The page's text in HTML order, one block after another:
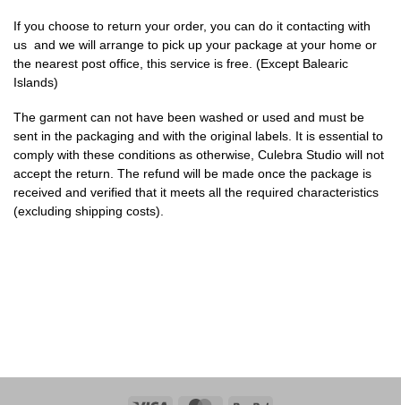
If you choose to return your order, you can do it contacting with
us and we will arrange to pick up your package at your home or
the nearest post office, this service is free. (Except Balearic
Islands)
The garment can not have been washed or used and must be
sent in the packaging and with the original labels. It is essential to
comply with these conditions as otherwise, Culebra Studio will not
accept the return. The refund will be made once the package is
received and verified that it meets all the required characteristics
(excluding shipping costs).